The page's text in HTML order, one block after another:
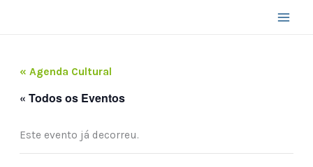
« Agenda Cultural
« Todos os Eventos
Este evento já decorreu.